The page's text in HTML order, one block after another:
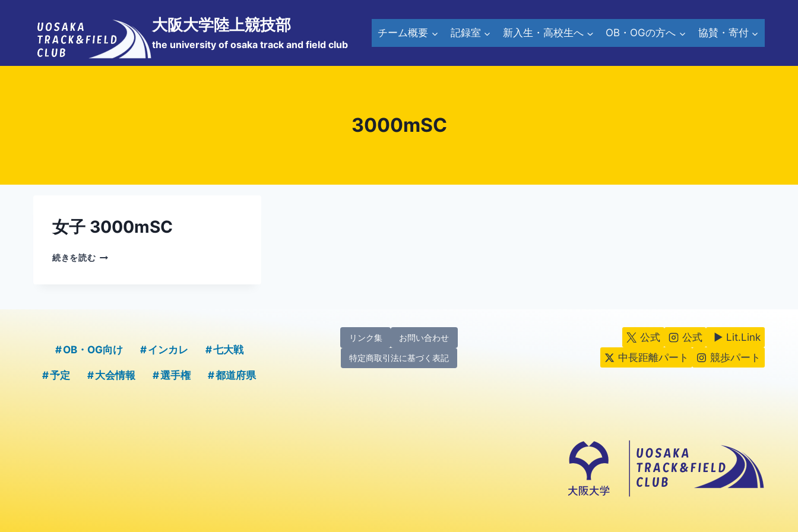
大阪大学陸上競技部
the university of osaka track and field club
チーム概要 記録室 新入生・高校生へ OB・OGの方へ 協賛・寄付
3000mSC
女子 3000mSC
続きを読む女
OB・OG向け インカレ 七大戦
予定 大会情報 選手権 都道府県
リンク集 お問い合わせ
特定商取引法に基づく表記
公式 公式
▶ Lit.Link
中長距離パート
競歩パート